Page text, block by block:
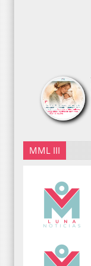
MML III